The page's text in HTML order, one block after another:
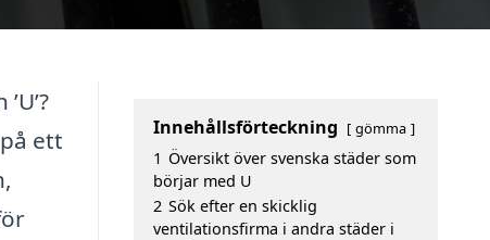
ett
Innehållsförteckning gömma
1 Översikt över svenska städer som
börjar med U
2 Sök efter en skicklig
ventilationsfirma i andra städer i